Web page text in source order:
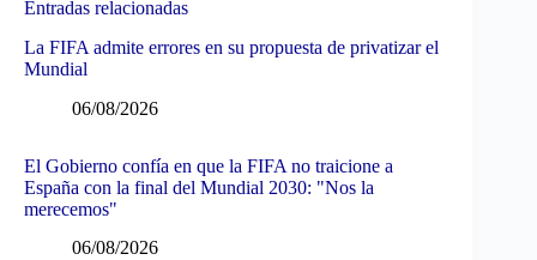
Entradas relacionadas
La FIFA admite errores en su propuesta de privatizar el
Mundial
06/08/2026
El Gobierno confía en que la FIFA no traicione a
España con la final del Mundial 2030: "Nos la
merecemos"
06/08/2026